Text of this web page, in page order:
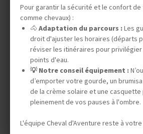
DATES & PRIX
INFOS
INFOS
Pour garantir la sécurité et le confort de
comme chevaux) :
🐴 Adaptation du parcours :Les
droit d'ajuster les horaires (départs
réviser les itinéraires pour
points d'eau.
💡 Notre conseil équipement :
d’emporter votre gourde, un
de la crème solaire et une
pleinement de vos pauses à l'ombre.
L'équipe Cheval d'Aventure reste à